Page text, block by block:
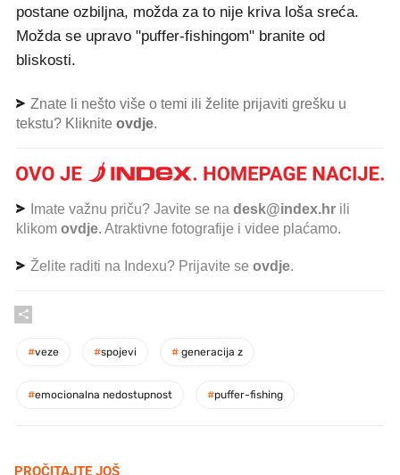
postane ozbiljna, možda za to nije kriva loša sreća.
Možda se upravo "puffer-fishingom" branite od
bliskosti.
Znate li nešto više o temi ili želite prijaviti grešku u
tekstu? Kliknite ovdje.
Imate važnu priču? Javite se na desk@index.hr ili
klikom ovdje. Atraktivne fotografije i videe plaćamo.
Želite raditi na Indexu? Prijavite se ovdje.
#veze #spojevi # generacija z
#emocionalna nedostupnost #puffer-fishing
PROČITAJTE JOŠ